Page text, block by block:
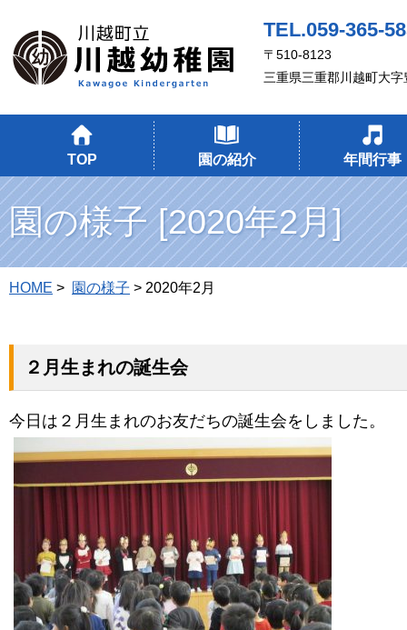
TEL.059-365-
〒510-8123
三重県三重郡川越町大
TOP 園の紹介 年間行事
園の様子 [2020年2月]
HOME > 園の様子 > 2020年2月
２月生まれの誕生会
今日は２月生まれのお友だちの誕生会をしました。